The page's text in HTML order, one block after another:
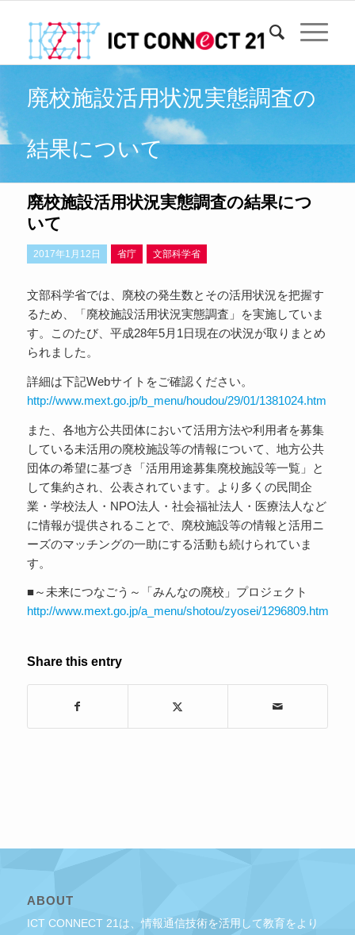
廃校施設活用状況実態調査の
結果について
廃校施設活用状況実態調査の結果につ
いて
2017年1月12日 省庁 文部科学省
文部科学省では、廃校の発生数とその活用状況を把握す
るため、「廃校施設活用状況実態調査」を実施していま
す。このたび、平成28年5月1日現在の状況が取りまとめ
られました。
詳細は下記Webサイトをご確認ください。
http://www.mext.go.jp/b_menu/houdou/29/01/1381024.htm
また、各地方公共団体において活用方法や利用者を募集
している未活用の廃校施設等の情報について、地方公共
団体の希望に基づき「活用用途募集廃校施設等一覧」と
して集約され、公表されています。より多くの民間企
業・学校法人・NPO法人・社会福祉法人・医療法人など
に情報が提供されることで、廃校施設等の情報と活用ニ
ーズのマッチングの一助にする活動も続けられていま
す。
■～未来につなごう～「みんなの廃校」プロジェクト
http://www.mext.go.jp/a_menu/shotou/zyosei/1296809.htm
Share this entry
ABOUT
ICT CONNECT 21は、情報通信技術を活用して教育をより